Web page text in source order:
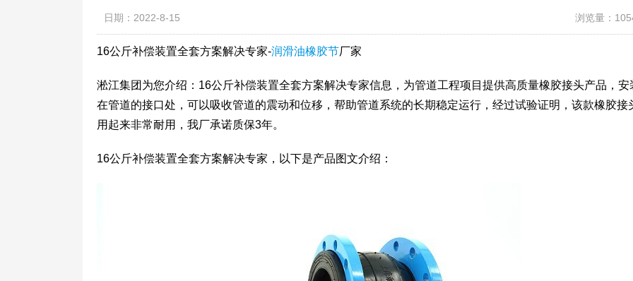
日期：2022-8-15 浏览量：
16公斤补偿装置全套方案解决专家-润滑油橡胶节厂家
淞江集团为您介绍：16公斤补偿装置全套方案解决专家信息，为管道工程项目提供高质量橡胶接头产品，安
在管道的接口处，可以吸收管道的震动和位移，帮助管道系统的长期稳定运行，经过试验证明，该款橡胶接
用起来非常耐用，我厂承诺质保3年。
16公斤补偿装置全套方案解决专家，以下是产品图文介绍：